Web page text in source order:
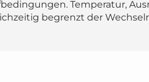
Temperatur,
begrenzt der